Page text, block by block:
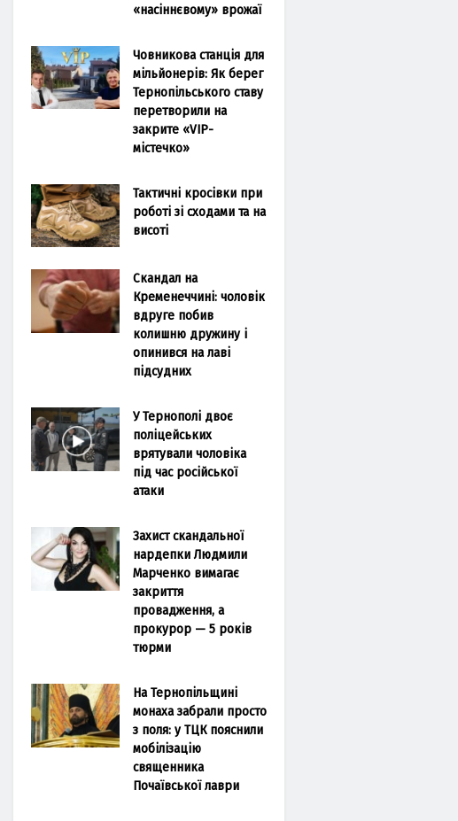
«насіннєвому» врожаї
Човникова станція для
мільйонерів: Як берег
Тернопільського ставу
перетворили на
закрите «VIP-
містечко»
Тактичні кросівки при
роботі зі сходами та на
висоті
Скандал на
Кременеччині: чоловік
вдруге побив
колишню дружину і
опинився на лаві
підсудних
У Тернополі двоє
поліцейських
врятували чоловіка
під час російської
атаки
Захист скандальної
нардепки Людмили
Марченко вимагає
закриття
провадження, а
прокурор — 5 років
тюрми
На Тернопільщині
монаха забрали просто
з поля: у ТЦК пояснили
мобілізацію
священника
Почаївської лаври